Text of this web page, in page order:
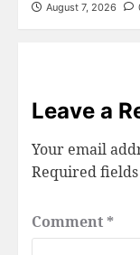
August 7, 2026
Leave a
Your email
Required
Comment *